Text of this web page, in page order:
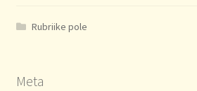
Rubriike pole
Meta